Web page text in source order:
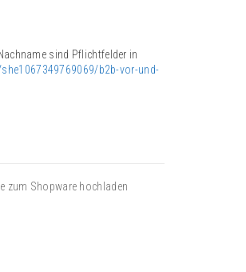
sind Pflichtfelder in
b2b-vor-und-
zum Shopware hochladen